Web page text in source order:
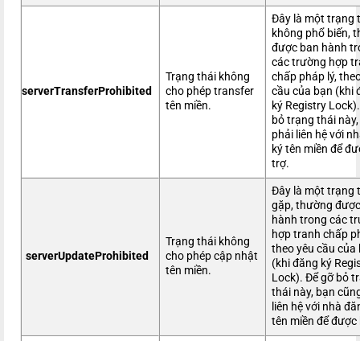
serverTransferProhibited
Trạng thái không
cho phép transfer
tên miền.
Đây là một trạng
không phổ biến,
được ban hành
các trường hợp
chấp pháp lý,
cầu của bạn (khi
ký Registry
bỏ trạng thái
phải liên hệ với
ký tên miền để
trợ.
serverUpdateProhibited
Trạng thái không
cho phép cập nhật
tên miền.
Đây là một trạng
gặp, thường
hành trong các
hợp tranh chấp
theo yêu cầu của
(khi đăng ký
Lock). Để gỡ bỏ
thái này, bạn
liên hệ với nhà
tên miền để